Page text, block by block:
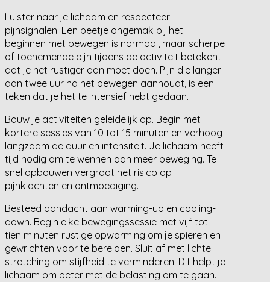
Luister naar je lichaam en respecteer
pijnsignalen. Een beetje ongemak bij het
beginnen met bewegen is normaal, maar scherpe
of toenemende pijn tijdens de activiteit betekent
dat je het rustiger aan moet doen. Pijn die langer
dan twee uur na het bewegen aanhoudt, is een
teken dat je het te intensief hebt gedaan.
Bouw je activiteiten geleidelijk op. Begin met
kortere sessies van 10 tot 15 minuten en verhoog
langzaam de duur en intensiteit. Je lichaam heeft
tijd nodig om te wennen aan meer beweging. Te
snel opbouwen vergroot het risico op
pijnklachten en ontmoediging.
Besteed aandacht aan warming-up en cooling-
down. Begin elke bewegingssessie met vijf tot
tien minuten rustige opwarming om je spieren en
gewrichten voor te bereiden. Sluit af met lichte
stretching om stijfheid te verminderen. Dit helpt je
lichaam om beter met de belasting om te gaan.